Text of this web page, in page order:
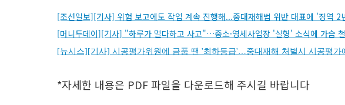
[조선일보][기사] 위험 보고에도 작업 계속 진행해...중대재해법 위반 대표에 '징역 2
[머니투데이][기사] "하루가 멀다하고 사고"…중소·영세사업장 '실형' 소식에 가슴
[뉴시스][기사] 시공평가위원에 금품 땐 '최하등급'…중대재해 처벌시 시공평가
*자세한 내용은 PDF 파일을 다운로드해 주시길 바랍니다